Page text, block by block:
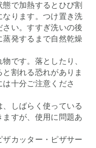
で加熱するとひび割
なります。つけ置き洗
さい。すすぎ洗いの後
蒸発するまで自然乾燥
です。落としたり、
割れる恐れがありま
十分ご注意くださ
しばらく使っている
ますが、使用に問題あ
ザカッター・ピザサー